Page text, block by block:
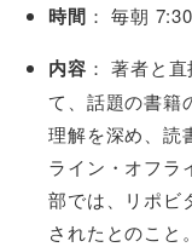
時間 ： 毎朝
内容 ： 著者と
て、話題の書籍
理解を深め、読
ライン・オフラ
部では、リポビ
されたとのこと